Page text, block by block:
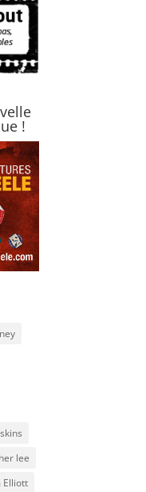
!
lee
Elliott